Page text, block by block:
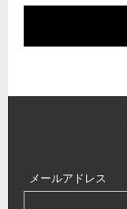
メールアドレス